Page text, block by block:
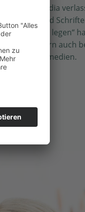
Motion Media
Farben und
ihr Äußeres legen“
uns, sondern auch
und Printmedien.